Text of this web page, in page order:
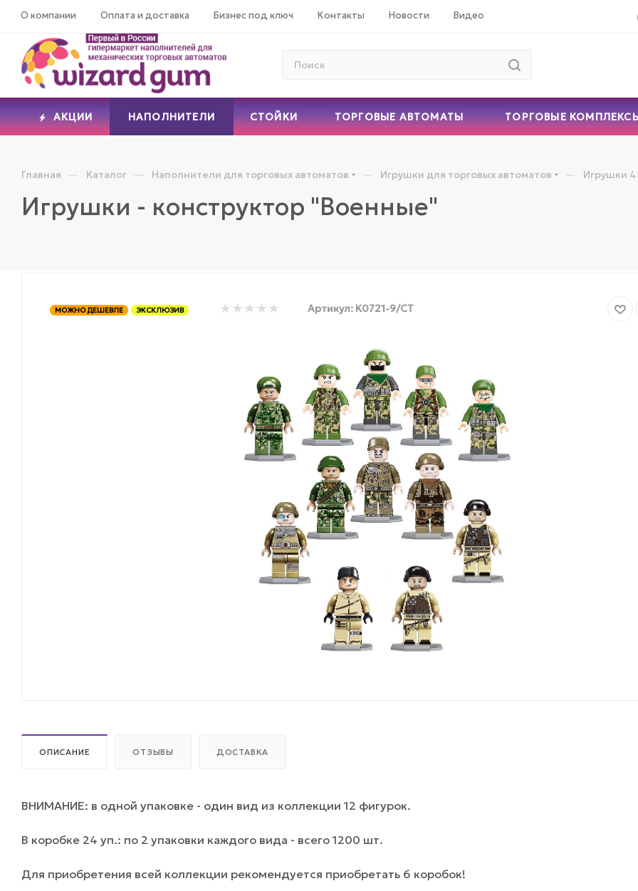
О компании Оплата и доставка Бизнес под ключ Контакты Новости Видео
АКЦИИ НАПОЛНИТЕЛИ СТОЙКИ ТОРГОВЫЕ АВТОМАТЫ ТОРГОВЫЕ
Главная — Каталог — Наполнители для торговых автоматов — Игрушки для торговых автоматов — Игрушки
Игрушки - конструктор "Военные"
МОЖНО ДЕШЕВЛЕ ЭКСКЛЮЗИВ Артикул: K0721-9/СТ
ОПИСАНИЕ ОТЗЫВЫ ДОСТАВКА
ВНИМАНИЕ: в одной упаковке - один вид из коллекции 12 фигурок.
В коробке 24 уп.: по 2 упаковки каждого вида - всего 1200 шт.
Для приобретения всей коллекции рекомендуется приобретать 6 коробок!